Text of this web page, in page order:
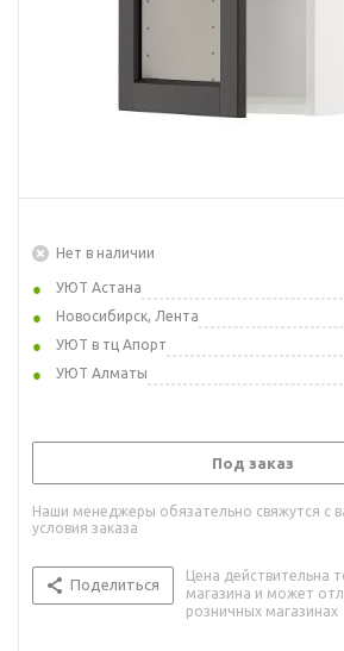
Нет в наличии
УЮТ Астана
Новосибирск, Лента
УЮТ в тц Апорт
УЮТ Алматы
Под заказ
Наши менеджеры обязательно свяжутся с
условия заказа
Поделиться
Цена действительна
магазина и может
розничных магазинах